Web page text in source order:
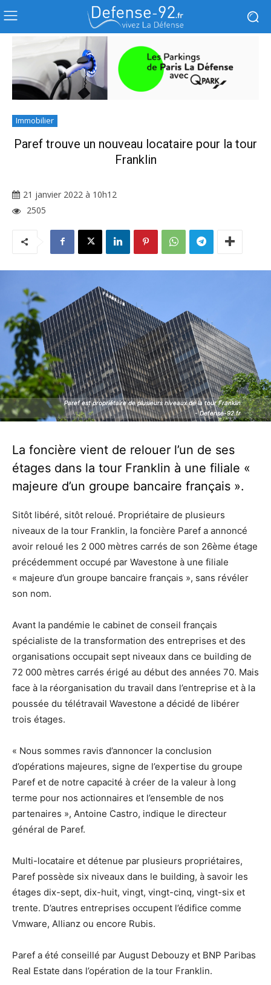
Immobilier
Paref trouve un nouveau locataire pour la tour
Franklin
21 janvier 2022 à 10h12
2505
Paref est propriétaire de plusieurs niveaux de la tour Franklin
- Defense-92.fr
Paref est propriétaire de plusieurs niveaux de la tour Franklin
- Defense-92.fr
La foncière vient de relouer l’un de ses
étages dans la tour Franklin à une filiale «
majeure d’un groupe bancaire français ».
Sitôt libéré, sitôt reloué. Propriétaire de plusieurs
niveaux de la tour Franklin, la foncière Paref a annoncé
avoir reloué les 2 000 mètres carrés de son 26ème étage
précédemment occupé par Wavestone à une filiale
« majeure d’un groupe bancaire français », sans révéler
son nom.
Avant la pandémie le cabinet de conseil français
spécialiste de la transformation des entreprises et des
organisations occupait sept niveaux dans ce building de
72 000 mètres carrés érigé au début des années 70. Mais
face à la réorganisation du travail dans l’entreprise et à la
poussée du télétravail Wavestone a décidé de libérer
trois étages.
« Nous sommes ravis d’annoncer la conclusion
d’opérations majeures, signe de l’expertise du groupe
Paref et de notre capacité à créer de la valeur à long
terme pour nos actionnaires et l’ensemble de nos
partenaires », Antoine Castro, indique le directeur
général de Paref.
Multi-locataire et détenue par plusieurs propriétaires,
Paref possède six niveaux dans le building, à savoir les
étages dix-sept, dix-huit, vingt, vingt-cinq, vingt-six et
trente. D’autres entreprises occupent l’édifice comme
Vmware, Allianz ou encore Rubis.
Paref a été conseillé par August Debouzy et BNP Paribas
Real Estate dans l’opération de la tour Franklin.